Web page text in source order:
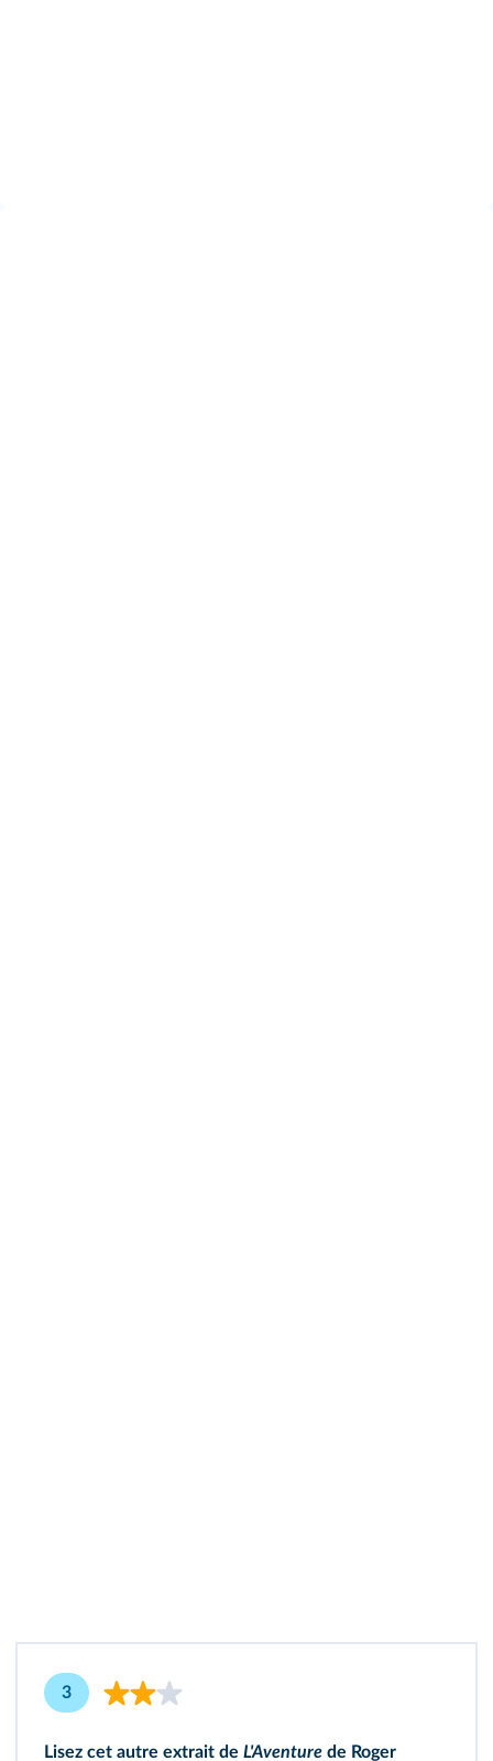
3
Lisez cet autre extrait de L'Aventure de Roger